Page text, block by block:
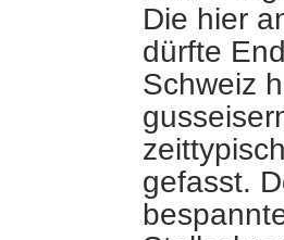
Die hier
dürfte
Schweiz
gefasst.